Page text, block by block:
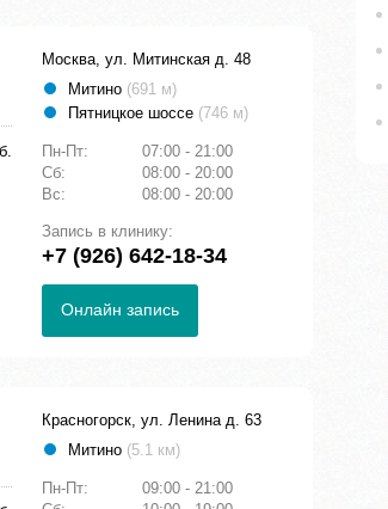
Москва, ул. Митинская д. 48
Митино (691 м)
Пятницкое шоссе (746 м)
Пн-Пт:
07:00 - 21:00
Сб:
08:00 - 20:00
Вс:
08:00 - 20:00
Запись в клинику:
+7 (926) 642-18-34
Онлайн запись
Красногорск, ул. Ленина д. 63
Митино (5.1 км)
Пн-Пт:
09:00 - 21:00